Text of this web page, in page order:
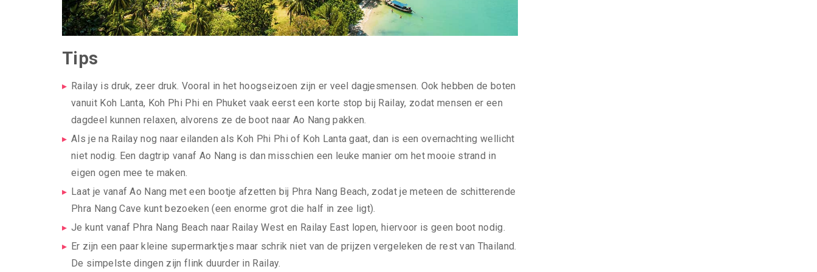
Tips
Railay is druk, zeer druk. Vooral in het hoogseizoen zijn er veel dagjesmensen. Ook hebben de boten
vanuit Koh Lanta, Koh Phi Phi en Phuket vaak eerst een korte stop bij Railay, zodat mensen er een
dagdeel kunnen relaxen, alvorens ze de boot naar Ao Nang pakken.
Als je na Railay nog naar eilanden als Koh Phi Phi of Koh Lanta gaat, dan is een overnachting wellicht
niet nodig. Een dagtrip vanaf Ao Nang is dan misschien een leuke manier om het mooie strand in
eigen ogen mee te maken.
Laat je vanaf Ao Nang met een bootje afzetten bij Phra Nang Beach, zodat je meteen de schitterende
Phra Nang Cave kunt bezoeken (een enorme grot die half in zee ligt).
Je kunt vanaf Phra Nang Beach naar Railay West en Railay East lopen, hiervoor is geen boot nodig.
Er zijn een paar kleine supermarktjes maar schrik niet van de prijzen vergeleken de rest van Thailand.
De simpelste dingen zijn flink duurder in Railay.